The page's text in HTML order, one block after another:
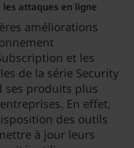
attaques en ligne
améliorations
et les
de la série Security
ses produits plus
En effet,
des outils
à jour leurs